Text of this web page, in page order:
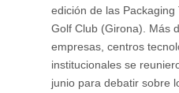
edición de las Packaging
Golf Club (Girona). Más
empresas, centros
institucionales se
junio para debatir sobre